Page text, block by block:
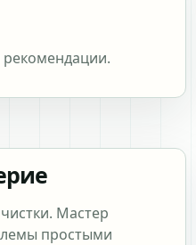
рекомендации.
Мастер
простыми